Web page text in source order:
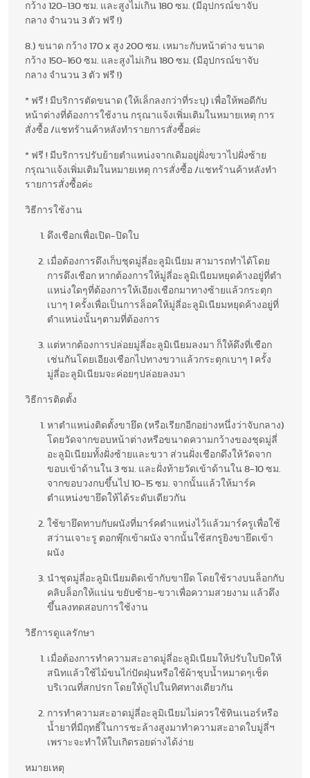
กว้าง 120-130 ซม. และสูงไม่เกิน 180 ซม. (มีอุปกรณ์ขาจับ
กลาง จำนวน 3 ตัว ฟรี !)
8.) ขนาด กว้าง 170 x สูง 200 ซม. เหมาะกับหน้าต่าง ขนาด
กว้าง 150-160 ซม. และสูงไม่เกิน 180 ซม. (มีอุปกรณ์ขาจับ
กลาง จำนวน 3 ตัว ฟรี !)
* ฟรี ! มีบริการตัดขนาด (ให้เล็กลงกว่าที่ระบุ) เพื่อให้พอดีกับ
หน้าต่างที่ต้องการใช้งาน กรุณาแจ้งเพิ่มเติมในหมายเหตุ การ
สั่งซื้อ /แชทร้านค้าหลังทำรายการสั่งซื้อค่ะ
* ฟรี ! มีบริการปรับย้ายตำแหน่งจากเดิมอยู่ฝั่งขวาไปฝั่งซ้าย
กรุณาแจ้งเพิ่มเติมในหมายเหตุ การสั่งซื้อ /แชทร้านค้าหลังทำ
รายการสั่งซื้อค่ะ
วิธีการใช้งาน
ดึงเชือกเพื่อเปิด-ปิดใบ
เมื่อต้องการดึงเก็บชุดมู่ลี่อะลูมิเนียม สามารถทำได้โดย
การดึงเชือก หากต้องการให้มู่ลี่อะลูมิเนียมหยุดค้างอยู่ที่ตำ
แหน่งใดๆที่ต้องการให้เอียงเชือกมาทางซ้ายแล้วกระตุก
เบาๆ 1 ครั้งเพื่อเป็นการล็อคให้มู่ลี่อะลูมิเนียมหยุดค้างอยู่ที่
ตำแหน่งนั้นๆตามที่ต้องการ
แต่หากต้องการปล่อยมู่ลี่อะลูมิเนียมลงมา ก็ให้ดึงที่เชือก
เช่นกันโดยเอียงเชือกไปทางขวาแล้วกระตุกเบาๆ 1 ครั้ง
มู่ลี่อะลูมิเนียมจะค่อยๆปล่อยลงมา
วิธีการติดตั้ง
หาตำแหน่งติดตั้งขายึด (หรือเรียกอีกอย่างหนึ่งว่าจับกลาง)
โดยวัดจากขอบหน้าต่างหรือขนาดความกว้างของชุดมู่ลี่
อะลูมิเนียมทั้งฝั่งซ้ายและขวา ส่วนฝั่งเชือกดึงให้วัดจาก
ขอบเข้าด้านใน 3 ซม. และฝั่งท้ายวัดเข้าด้านใน 8-10 ซม.
จากขอบวงกบขึ้นไป 10-15 ซม. จากนั้นแล้วให้มาร์ค
ตำแหน่งขายึดให้ได้ระดับเดียวกัน
ใช้ขายึดทาบกับผนังที่มาร์คตำแหน่งไว้แล้วมาร์ครูเพื่อใช้
สว่านเจาะรู ตอกพุ๊กเข้าผนัง จากนั้นใช้สกรูยิงขายึดเข้า
ผนัง
นำชุดมู่ลี่อะลูมิเนียมติดเข้ากับขายึด โดยใช้รางบนล็อกกับ
คลิบล็อกให้แน่น ขยับซ้าย-ขวาเพื่อความสวยงาม แล้วดึง
ขึ้นลงทดสอบการใช้งาน
วิธีการดูแลรักษา
เมื่อต้องการทำความสะอาดมู่ลี่อะลูมิเนียมให้ปรับใบปิดให้
สนิทแล้วใช้ไม้ขนไก่ปัดฝุ่นหรือใช้ผ้าชุบน้ำหมาดๆเช็ด
บริเวณที่สกปรก โดยให้ถูไปในทิศทางเดียวกัน
การทำความสะอาดมู่ลี่อะลูมิเนียมไม่ควรใช้ทินเนอร์หรือ
น้ำยาที่มีฤทธิ์ในการชะล้างสูงมาทำความสะอาดใบมู่ลี่ฯ
เพราะจะทำให้ใบเกิดรอยด่างได้ง่าย
หมายเหตุ